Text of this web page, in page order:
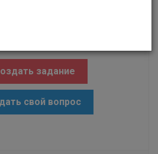
задание
свой вопрос